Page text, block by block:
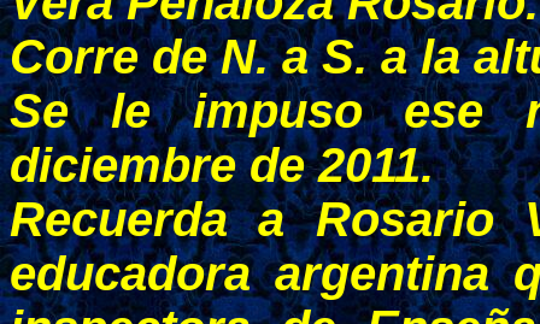
Corre de N. a S. a la
Se le impuso ese
diciembre de 2011.
Recuerda a Rosario
educadora argentina